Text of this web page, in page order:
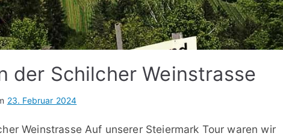
der Schilcher Weinstrasse
23. Februar 2024
Weinstrasse Auf unserer Steiermark Tour waren wir